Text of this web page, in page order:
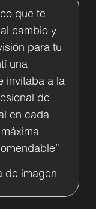
que te
cambio y
para tu
una
invitaba a la
de
en cada
de imagen